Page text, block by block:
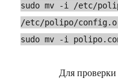
sudo mv -i /etc/
/etc/polipo/
sudo mv -i
Для проверки